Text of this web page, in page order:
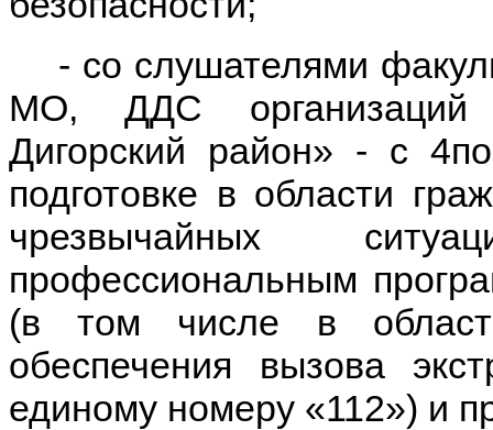
- со слушателями
МО, ДДС организаций
Дигорский район» - с
подготовке в области
чрезвычайных
профессиональным
(в том числе в
обеспечения вызова
единому номеру «112») и